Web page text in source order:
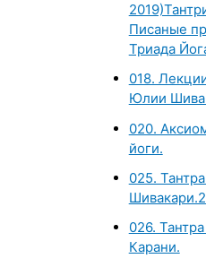
Писаные
Триада
018.
Юлии
020.
йоги.
025.
026.
Карани.